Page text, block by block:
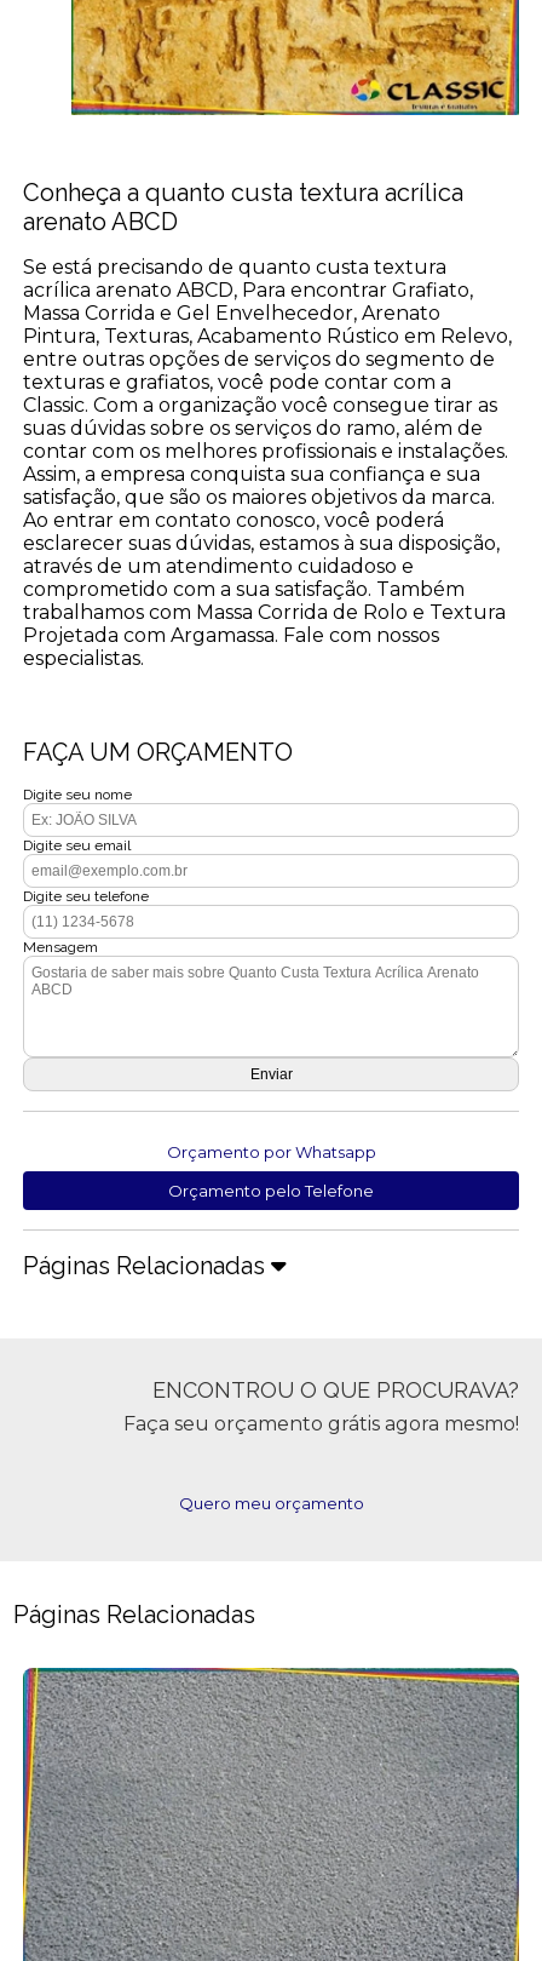
Conheça a quanto custa textura acrílica
arenato ABCD
Se está precisando de quanto custa textura
acrílica arenato ABCD, Para encontrar Grafiato,
Massa Corrida e Gel Envelhecedor, Arenato
Pintura, Texturas, Acabamento Rústico em Relevo,
entre outras opções de serviços do segmento de
texturas e grafiatos, você pode contar com a
Classic. Com a organização você consegue tirar as
suas dúvidas sobre os serviços do ramo, além de
contar com os melhores profissionais e instalações.
Assim, a empresa conquista sua confiança e sua
satisfação, que são os maiores objetivos da marca.
Ao entrar em contato conosco, você poderá
esclarecer suas dúvidas, estamos à sua disposição,
através de um atendimento cuidadoso e
comprometido com a sua satisfação. Também
trabalhamos com Massa Corrida de Rolo e Textura
Projetada com Argamassa. Fale com nossos
especialistas.
FAÇA UM ORÇAMENTO
Digite seu nome
Digite seu email
Digite seu telefone
Mensagem
Orçamento por Whatsapp
Orçamento pelo Telefone
Páginas Relacionadas
ENCONTROU O QUE PROCURAVA?
Faça seu orçamento grátis agora mesmo!
Quero meu orçamento
Páginas Relacionadas